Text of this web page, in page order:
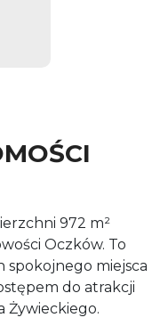
972 m²
Oczków. To
spokojnego miejsca
do atrakcji
Żywieckiego.